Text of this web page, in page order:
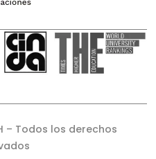
– Todos los derechos